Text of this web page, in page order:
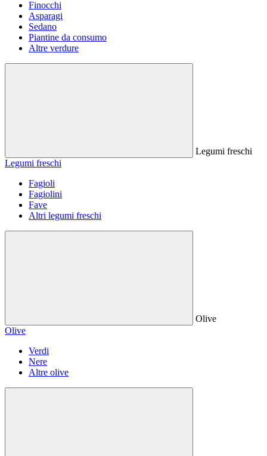
Finocchi
Asparagi
Sedano
Piantine da consumo
Altre verdure
Legumi freschi
Legumi freschi
Fagioli
Fagiolini
Fave
Altri legumi freschi
Olive
Olive
Verdi
Nere
Altre olive